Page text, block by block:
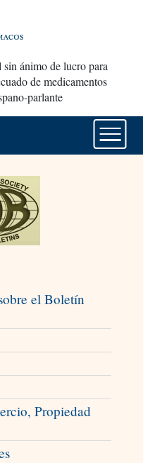
ánimo de lucro para
de medicamentos
parlante
el Boletín
Propiedad